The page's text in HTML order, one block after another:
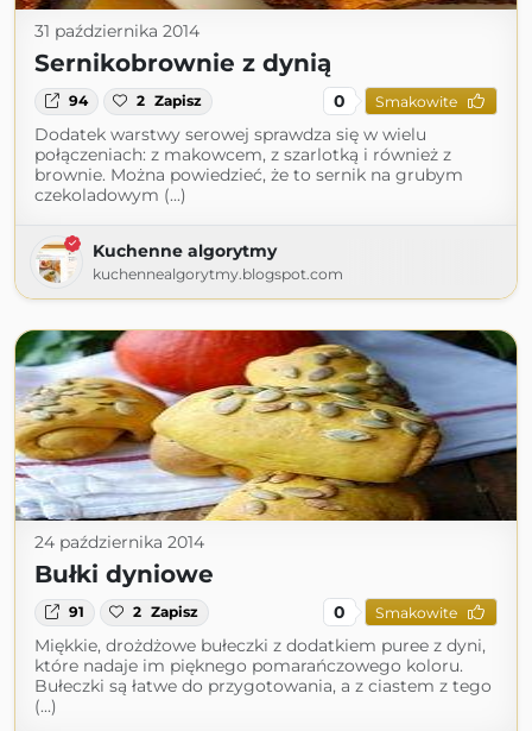
31 października 2014
Sernikobrownie z dynią
94 2 Zapisz 0 Smakowite
Dodatek warstwy serowej sprawdza się w wielu
połączeniach: z makowcem, z szarlotką i również z
brownie. Można powiedzieć, że to sernik na grubym
czekoladowym (...)
Kuchenne algorytmy
kuchennealgorytmy.blogspot.com
24 października 2014
Bułki dyniowe
91 2 Zapisz 0 Smakowite
Miękkie, drożdżowe bułeczki z dodatkiem puree z dyni,
które nadaje im pięknego pomarańczowego koloru.
Bułeczki są łatwe do przygotowania, a z ciastem z tego
(...)